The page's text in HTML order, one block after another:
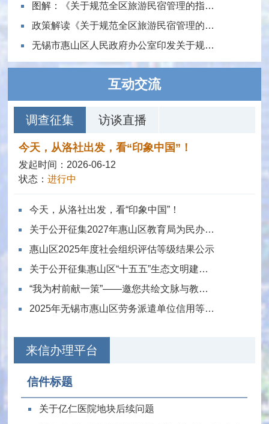
图解：《关于规范全区旅游民宿管理的指导意见》
政策解读《关于规范全区旅游民宿管理的指导意见》
无锡市惠山区人民政府办公室印发关于规范全区旅游民宿管理的指导意见的通知
互动交流
调查征集 访谈直播
今天，从洛社出发，看“印象中国”！
发起时间：2026-06-12
状态：进行中
今天，从洛社出发，看“印象中国”！
关于公开征集2027年惠山区教育局为民办实事项目的启事
惠山区2025年度社会组织评估等级结果公示
关于公开征集惠山区“十五五”生态文明建设规划意见建议的公告
“我为村前献一策”——邀您共绘文脉与教育交融的新图景！
2025年无锡市惠山区劳务派遣单位信用等级评价结果公示
来信办理平台
信件标题
关于亿仁医院地块后续问题